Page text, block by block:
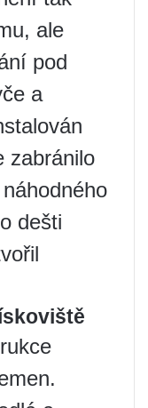
ale
pod
a
zabránilo
dešti